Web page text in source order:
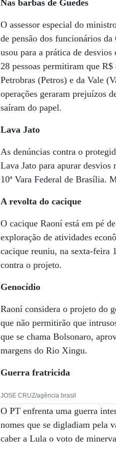
Nas barbasde Guedes
O assessor especial do
de pensão dos funcionários
usou para a prática de
28 pessoas permitiram que
Petrobras (Petros) e da Vale
operações geraram prejuízos
saíram do papel.
Lava Jato
As denúncias contra o
Lava Jato para apurar
10ª Vara Federal de Brasília.
A revolta do cacique
O cacique Raoní está em pé
exploração de atividades
cacique reuniu, na sexta-feira
contra o projeto.
Genocídio
Raoní considera o projeto do
que não permitirão que
que se chama Bolsonaro,
margens do Rio Xingu.
Guerra fratricida
JOSE CRUZ/agência brasil
O PT enfrenta uma guerra
nomes que se digladiam pela
caber a Lula o voto de